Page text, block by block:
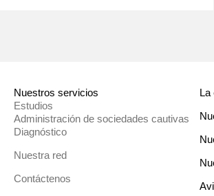
Nuestros servicios
Estudios
Administración de sociedades cautivas
Diagnóstico
Nuestra red
Contáctenos
La